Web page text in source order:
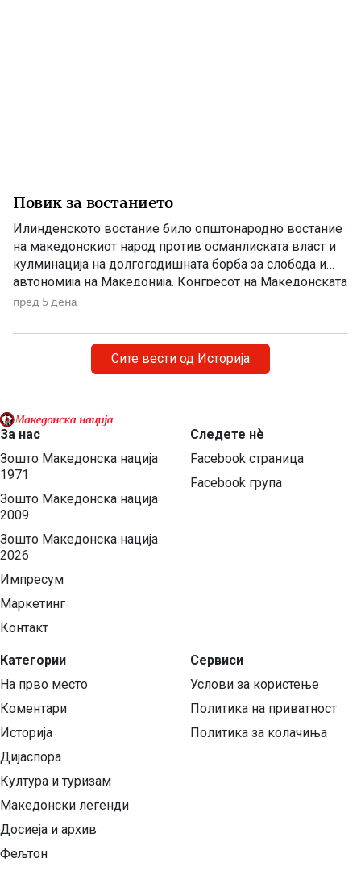
Повик за востанието
Илинденското востание било општонародно востание
на македонскиот народ против османлиската власт и
кулминација на долгогодишната борба за слобода и
автономија на Македонија. Конгресот на Македонската
револуционерна организација, одржан во Солун, донел
што неговото започнување и водење им биле
препуштени на окружните комитети. Конгресот на
Битолскиот револуционерен округ, […]
пред 5 дена
Сите вести од Историја
За нас
Зошто Македонска нација
1971
Зошто Македонска нација
2009
Зошто Македонска нација
2026
Импресум
Маркетинг
Контакт
Категории
На прво место
Коментари
Историја
Дијаспора
Култура и туризам
Македонски легенди
Досиеја и архив
Фељтон
Следете нѐ
Facebook страница
Facebook група
Сервиси
Услови за користење
Политика на приватност
Политика за колачиња